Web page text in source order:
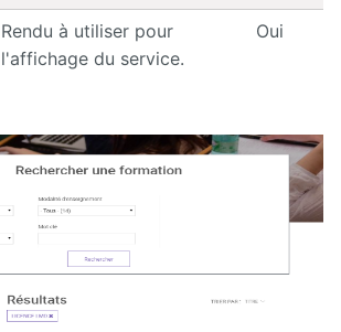
Rendu à utiliser pour
l'affichage du service.
Oui